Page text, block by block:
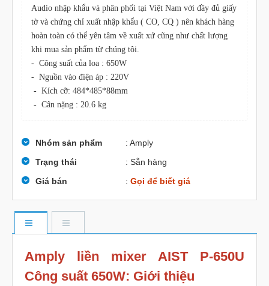
Audio nhập khẩu và phân phối tại Việt Nam với đầy đủ giấy
tờ và chứng chỉ xuất nhập khẩu ( CO, CQ ) nên khách hàng
hoàn toàn có thể yên tâm về xuất xứ cũng như chất lượng
khi mua sản phẩm từ chúng tôi.
- Công suất của loa : 650W
- Nguồn vào điện áp : 220V
- Kích cỡ: 484*485*88mm
- Cân nặng : 20.6 kg
Nhóm sản phẩm
: Amply
Trạng thái
: Sẵn hàng
Giá bán
: Gọi để biết giá
Amply liền mixer AIST P-650U
Công suất 650W: Giới thiệu